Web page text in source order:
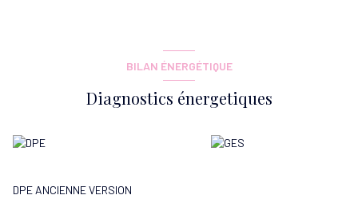
BILAN ÉNERGÉTIQUE
Diagnostics énergetiques
DPE ANCIENNE VERSION